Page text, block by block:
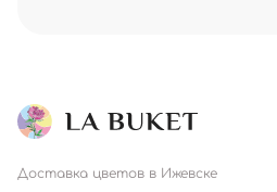
Доставка цветов в Ижевске